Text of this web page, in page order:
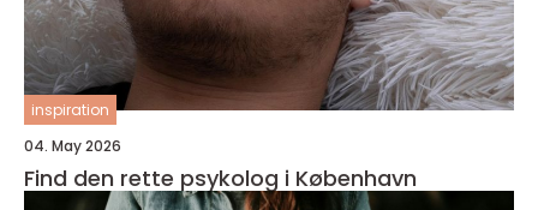
inspiration
04. May 2026
Find den rette psykolog i København